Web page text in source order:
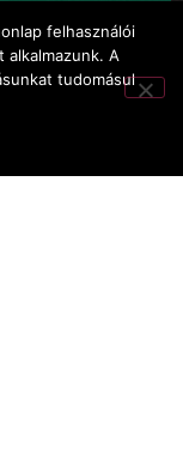
felhasználói
A
tudomásul